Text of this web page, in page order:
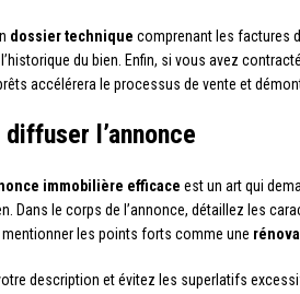
dossier technique comprenant les factures
du bien. Enfin, si vous avez
accélérera le processus de vente et
l’annonce
immobilière efficace est un art qui
Dans le corps de l’annonce, détaillez les
mentionner les points forts comme une
description et évitez les superlatifs